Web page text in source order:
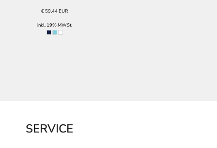
€ 59,44EUR
inkl. 19% MWSt.
SERVICE